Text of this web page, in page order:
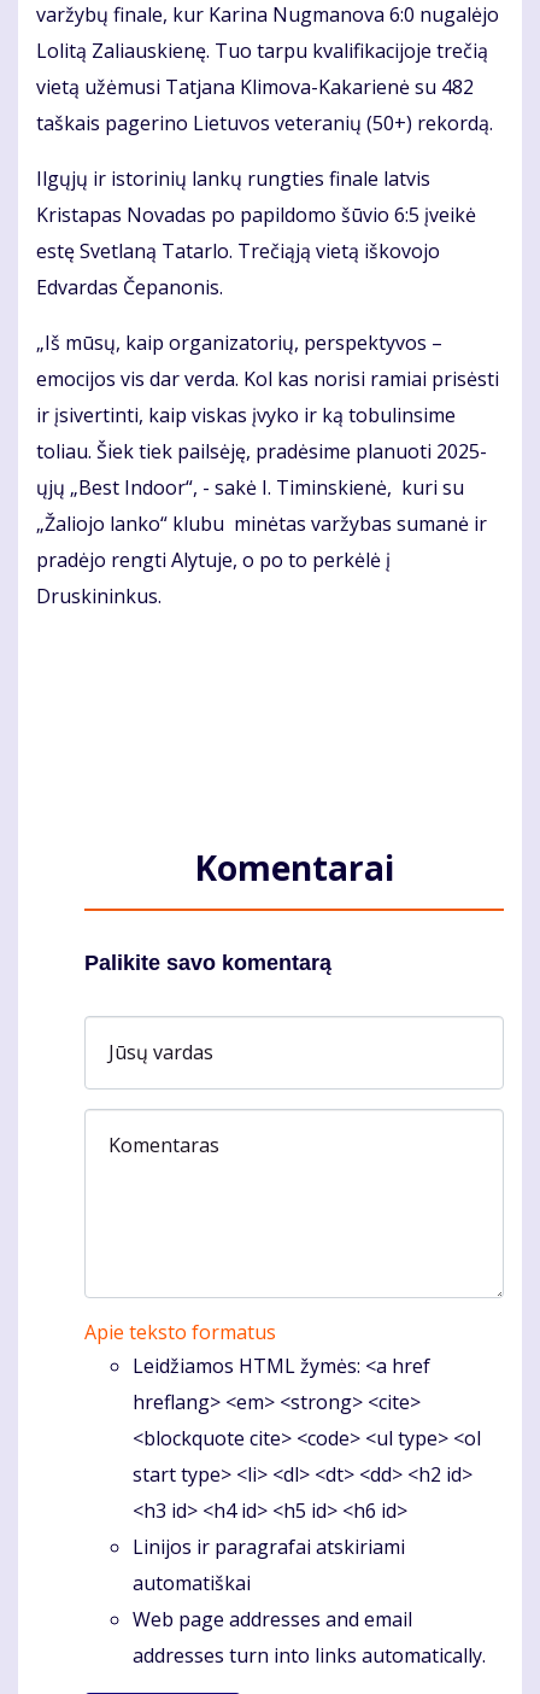
varžybų finale, kur Karina Nugmanova 6:0 nugalėjo
Lolitą Zaliauskienę. Tuo tarpu kvalifikacijoje trečią
vietą užėmusi Tatjana Klimova-Kakarienė su 482
taškais pagerino Lietuvos veteranių (50+) rekordą.
Ilgųjų ir istorinių lankų rungties finale latvis
Kristapas Novadas po papildomo šūvio 6:5 įveikė
estę Svetlaną Tatarlo. Trečiąją vietą iškovojo
Edvardas Čepanonis.
„Iš mūsų, kaip organizatorių, perspektyvos –
emocijos vis dar verda. Kol kas norisi ramiai prisėsti
ir įsivertinti, kaip viskas įvyko ir ką tobulinsime
toliau. Šiek tiek pailsėję, pradėsime planuoti 2025-
ųjų „Best Indoor“, - sakė I. Timinskienė, kuri su
„Žaliojo lanko“ klubu minėtas varžybas sumanė ir
pradėjo rengti Alytuje, o po to perkėlė į
Druskininkus.
Komentarai
Palikite savo komentarą
Jūsų vardas
Komentaras
Apie teksto formatus
Leidžiamos HTML žymės: <a href
hreflang> <em> <strong> <cite>
<blockquote cite> <code> <ul type> <ol
start type> <li> <dl> <dt> <dd> <h2 id>
<h3 id> <h4 id> <h5 id> <h6 id>
Linijos ir paragrafai atskiriami
automatiškai
Web page addresses and email
addresses turn into links automatically.